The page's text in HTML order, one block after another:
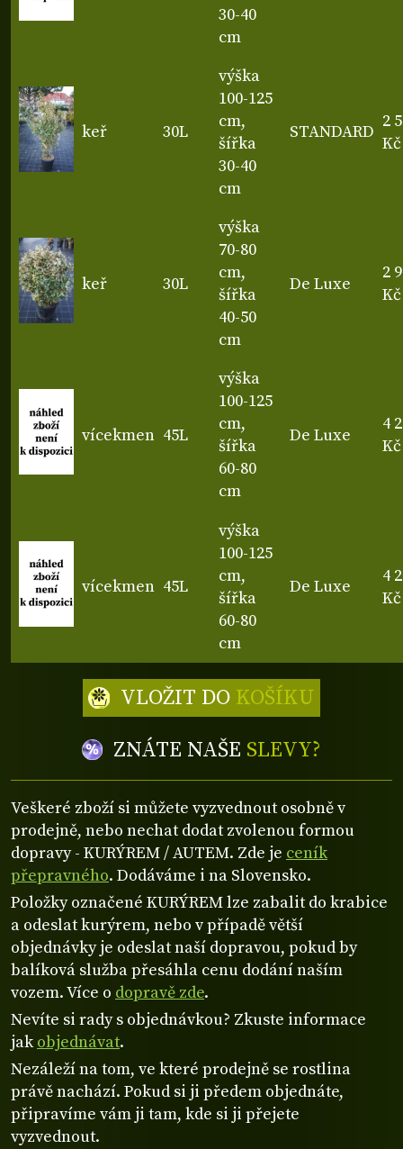
30-40
cm
keř 30L
výška
100-125
cm,
šířka
30-40
cm
STANDARD
2
Kč
keř 30L
výška
70-80
cm,
šířka
40-50
cm
De Luxe
2
Kč
vícekmen 45L
výška
100-125
cm,
šířka
60-80
cm
De Luxe
4
Kč
vícekmen 45L
výška
100-125
cm,
šířka
60-80
cm
De Luxe
4
Kč
ZNÁTE NAŠE SLEVY?
VLOŽIT DO KOŠÍKU
Veškeré zboží si můžete vyzvednout osobně v
prodejně, nebo nechat dodat zvolenou formou
dopravy - KURÝREM / AUTEM. Zde je ceník
přepravného. Dodáváme i na Slovensko.
Položky označené KURÝREM lze zabalit do krabice
a odeslat kurýrem, nebo v případě větší
objednávky je odeslat naší dopravou, pokud by
balíková služba přesáhla cenu dodání naším
vozem. Více o dopravě zde.
Nevíte si rady s objednávkou? Zkuste informace
jakobjednávat.
Nezáleží na tom, ve které prodejně se rostlina
právě nachází. Pokud si ji předem objednáte,
připravíme vám ji tam, kde si ji přejete
vyzvednout.